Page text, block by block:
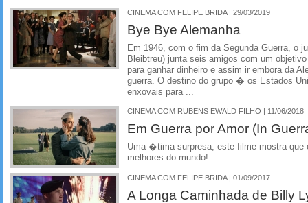
CINEMA COM FELIPE BRIDA | 29/03/2019
Bye Bye Alemanha
Em 1946, com o fim da Segunda Guerra, o
Bleibtreu) junta seis amigos com um
para ganhar dinheiro e assim ir embora da
guerra. O destino do grupo � os Estados
enxovais para ...
CINEMA COM RUBENS EWALD FILHO | 11/06/2018
Em Guerra por Amor (In
Uma �tima surpresa, este filme mostra
melhores do mundo!
CINEMA COM FELIPE BRIDA | 01/09/2017
A Longa Caminhada de Billy